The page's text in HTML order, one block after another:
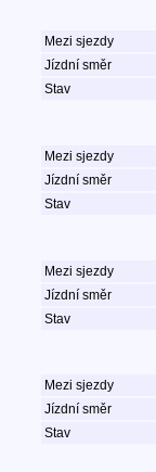
Mezi sjezdy
Jízdní směr
Stav
Mezi sjezdy
Jízdní směr
Stav
Mezi sjezdy
Jízdní směr
Stav
Mezi sjezdy
Jízdní směr
Stav